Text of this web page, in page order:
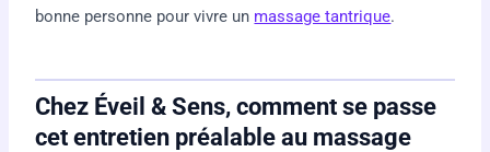
bonne personne pour vivre un massage tantrique.
Chez Éveil & Sens, comment se passe
cet entretien préalable au massage